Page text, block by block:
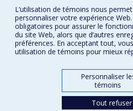
Prix et distinctions
L’utilisation de témoins nous
personnaliser votre expérience
obligatoires pour assurer le
du site Web, alors que d’autres
préférences. En acceptant tout,
utilisation de témoins pour mieux
Personnaliser
témoins
Tout refuser